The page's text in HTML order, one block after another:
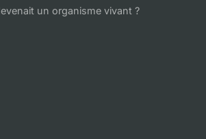
un organisme vivant ?